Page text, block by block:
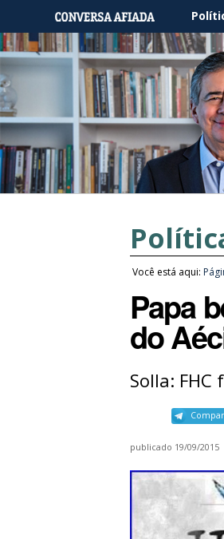
Você está aqui:
Papa
do
Solla:
publicado 19/09/2015